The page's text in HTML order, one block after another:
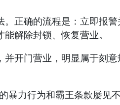
确的流程是：立即报警
解除封锁、恢复营业。
门营业，明显属于刻意
力行为和霸王条款屡见